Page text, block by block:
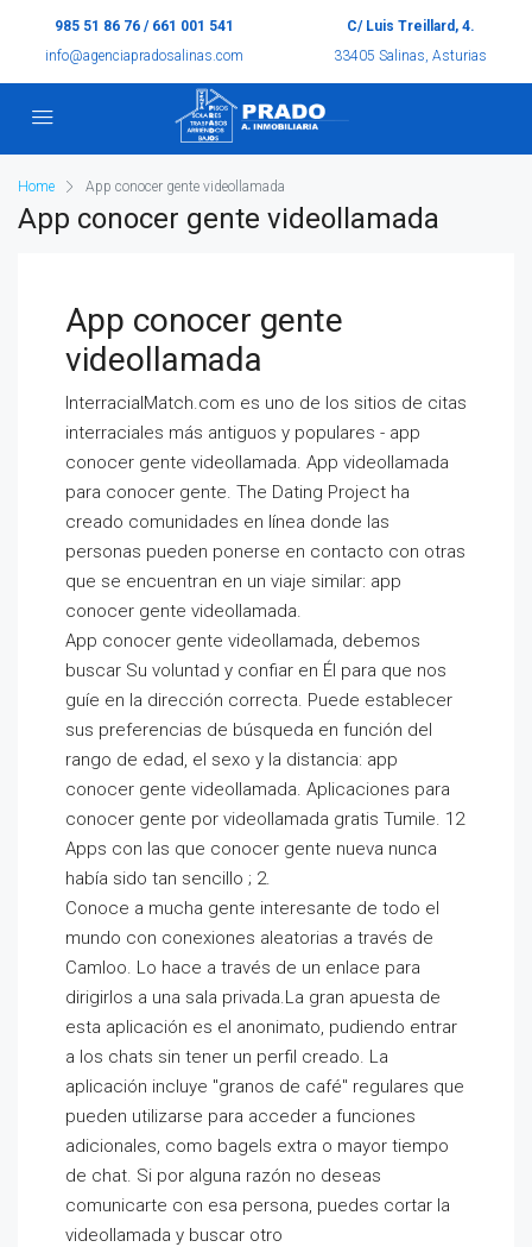
985 51 86 76 / 661 001 541
info@agenciapradosalinas.com
C/ Luis Treillard, 4.
33405 Salinas, Asturias
Home App conocer gente videollamada
App conocer gente videollamada
App conocer gente
videollamada
InterracialMatch.com es uno de los sitios de citas
interraciales más antiguos y populares - app
conocer gente videollamada. App videollamada
para conocer gente. The Dating Project ha
creado comunidades en línea donde las
personas pueden ponerse en contacto con otras
que se encuentran en un viaje similar: app
conocer gente videollamada.
App conocer gente videollamada, debemos
buscar Su voluntad y confiar en Él para que nos
guíe en la dirección correcta. Puede establecer
sus preferencias de búsqueda en función del
rango de edad, el sexo y la distancia: app
conocer gente videollamada. Aplicaciones para
conocer gente por videollamada gratis Tumile. 12
Apps con las que conocer gente nueva nunca
había sido tan sencillo ; 2.
Conoce a mucha gente interesante de todo el
mundo con conexiones aleatorias a través de
Camloo. Lo hace a través de un enlace para
dirigirlos a una sala privada.La gran apuesta de
esta aplicación es el anonimato, pudiendo entrar
a los chats sin tener un perfil creado. La
aplicación incluye "granos de café" regulares que
pueden utilizarse para acceder a funciones
adicionales, como bagels extra o mayor tiempo
de chat. Si por alguna razón no deseas
comunicarte con esa persona, puedes cortar la
videollamada y buscar otro